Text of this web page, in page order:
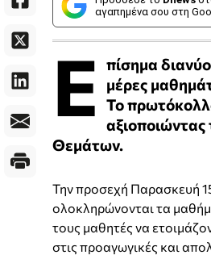
αγαπημένα σου στη
Ε πίσημα
μέρες
Το
Θεμάτων.
Την προσεχή Παρασκευή
ολοκληρώνονται τα
τους μαθητές να
στις προαγωγικές και